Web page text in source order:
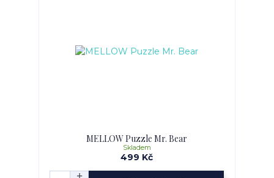
MELLOW Puzzle Mr. Bear
499 Kč
Skladem